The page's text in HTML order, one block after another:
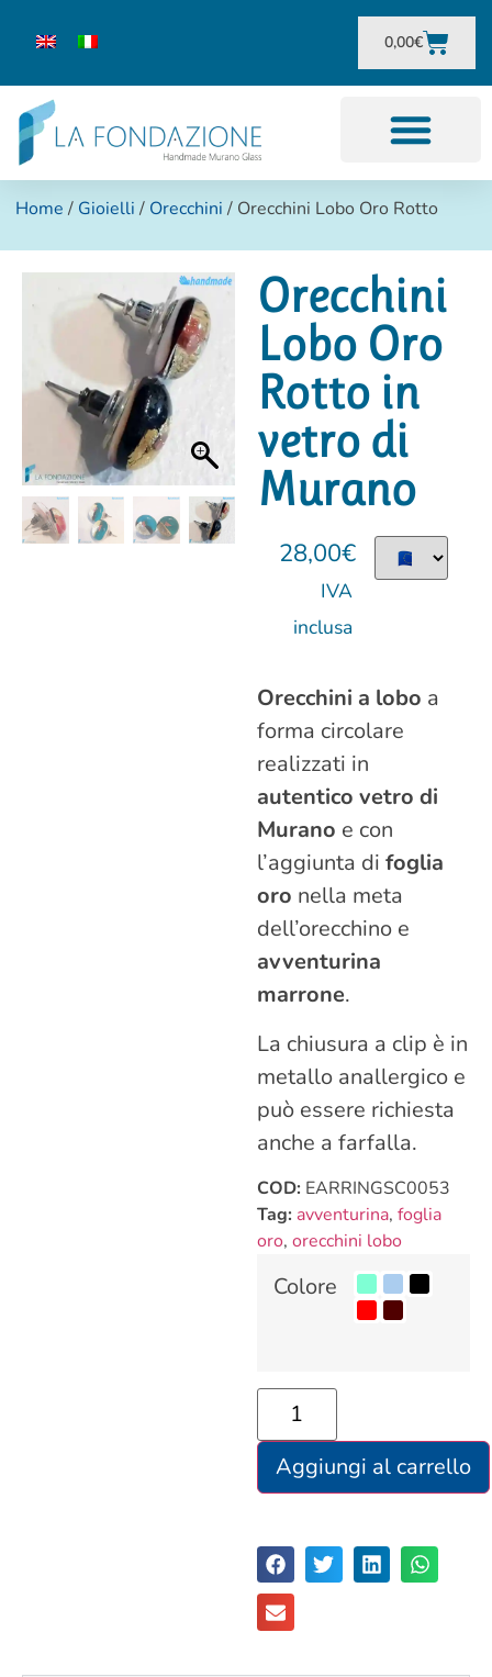
0,00€
Home / Gioielli / Orecchini / Orecchini Lobo Oro Rotto
Orecchini
Lobo Oro
Rotto in
vetro di
Murano
28,00€
IVA
inclusa
Orecchini a lobo a
forma circolare
realizzati in
autentico vetro di
Murano e con
l’aggiunta di foglia
oro nella meta
dell’orecchino e
avventurina
marrone.
La chiusura a clip è in
metallo anallergico e
può essere richiesta
anche a farfalla.
COD: EARRINGSC0053
Tag: avventurina, foglia
oro, orecchini lobo
Colore
Aggiungi al carrello